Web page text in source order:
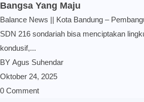
Bangsa Yang Maju
Balance News || Kota Bandung –
SDN 216 sondariah bisa menciptakan
kondusif,...
BY Agus Suhendar
Oktober 24, 2025
0 Comment